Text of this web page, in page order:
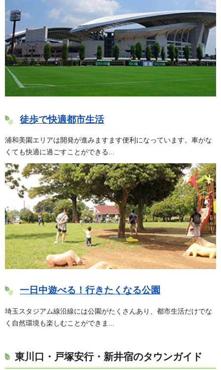
徒歩で快適都市生活
浦和美園エリアは開発が進みますます便利になっています。車がな
くても快適に過ごすことができる...
一日中遊べる！行きたくなる公園
埼玉スタジアム線沿線には公園がたくさんあり、都市生活だけでな
く自然環境も楽しむことができま...
東川口・戸塚安行・新井宿のタウンガイド